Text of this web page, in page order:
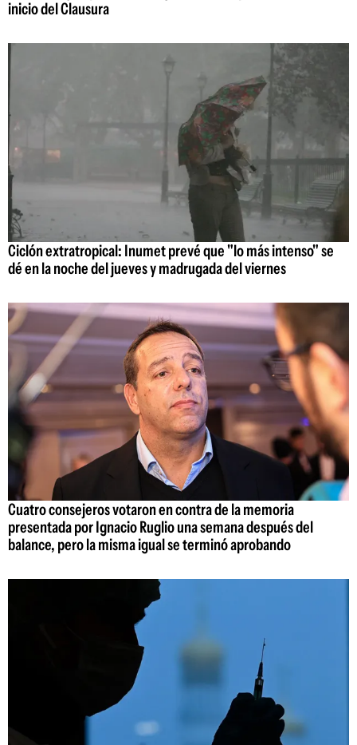
inicio del Clausura
Ciclón extratropical: Inumet prevé que "lo más intenso" se
dé en la noche del jueves y madrugada del viernes
Cuatro consejeros votaron en contra de la memoria
presentada por Ignacio Ruglio una semana después del
balance, pero la misma igual se terminó aprobando